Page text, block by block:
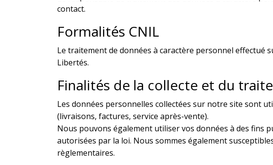
contact.
Formalités CNIL
Le traitement de données à caractère personnel effectué
Libertés.
Finalités de la collecte et du
Les données personnelles collectées sur notre site sont
(livraisons, factures, service après-vente).
Nous pouvons également utiliser vos données à des fins
autorisées par la loi. Nous sommes également
règlementaires.